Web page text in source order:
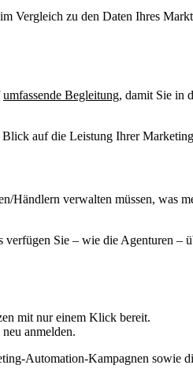
Vergleich zu den Daten Ihres
umfassende Begleitung, damit Sie in
auf die Leistung Ihrer
Händlern verwalten müssen, was
Sie – wie die Agenturen –
mit nur einem Klick bereit.
anmelden.
Automation-Kampagnen sowie